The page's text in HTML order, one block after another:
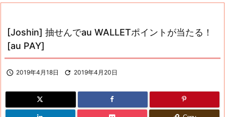



[Joshin] 抽せんでau WALLETポイントが当たる！
[au PAY]
 2019年4月18日  2019年4月20日